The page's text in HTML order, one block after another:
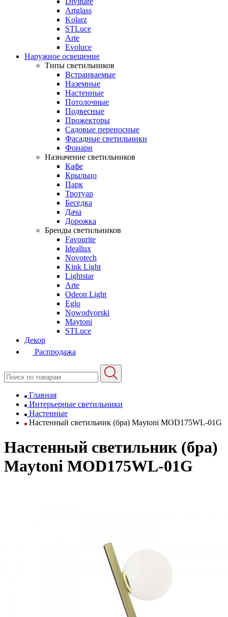
Artglass
Kolarz
STLuce
Arte
Evoluce
Наружное освещение
Типы светильников
Встраиваемые
Наземные
Настенные
Потолочные
Подвесные
Прожекторы
Садовые переносные
Фасадные светильники
Фонари
Назначение светильников
Кафе
Крыльцо
Парк
Тротуар
Беседка
Дача
Дорожка
Бренды светильников
Favourite
Ideallux
Novotech
Kink Light
Lightstar
Arte
Odeon Light
Eglo
Nowodvorski
Maytoni
STLuce
Декор
Распродажа
Главная
Интерьерные светильники
Настенные
Настенный светильник (бра) Maytoni MOD175WL-01G
Настенный светильник (бра)
Maytoni MOD175WL-01G